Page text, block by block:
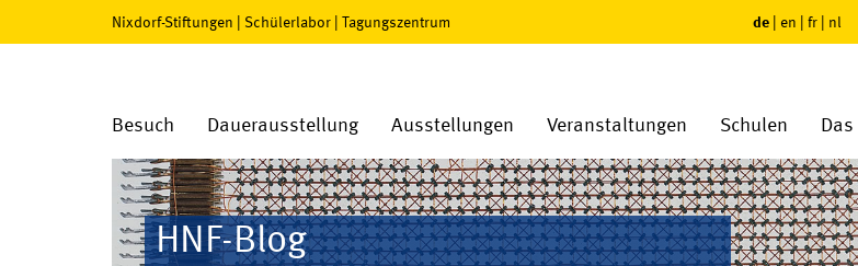
Nixdorf-Stiftungen | Schülerlabor | Tagungszentrum de | en | fr | nl
Besuch Dauerausstellung Ausstellungen Veranstaltungen Schulen Das
HNF-Blog